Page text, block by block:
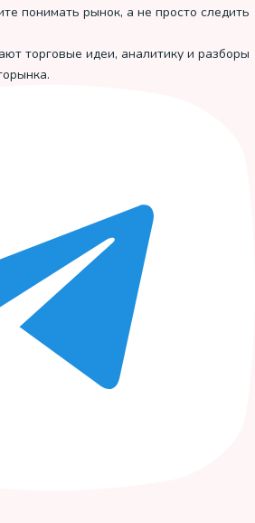
понимать рынок, а не просто следить
торговые идеи, аналитику и разборы